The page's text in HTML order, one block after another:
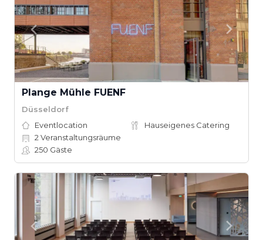
Plange Mühle FUENF
Düsseldorf
Eventlocation
Hauseigenes Catering
2 Veranstaltungsräume
250 Gäste